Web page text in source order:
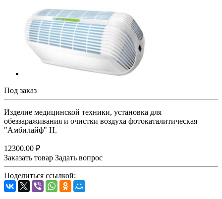
Под заказ
Изделие медицинской техники, установка для
обеззараживания и очистки воздуха фотокаталитическая
"Амбилайф" Н.
12300.00 ₽
Заказать товар Задать вопрос
Поделиться ссылкой: